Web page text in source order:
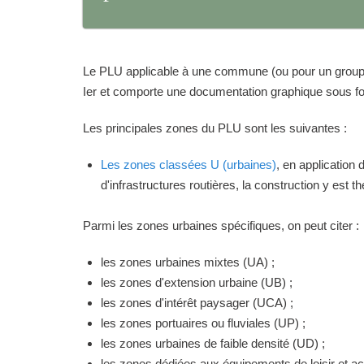
Le PLU applicable à une commune (ou pour un
Ier et comporte une documentation graphique sous
Les principales zones du PLU sont les suivantes :
Les zones classées U (urbaines), en application
d'infrastructures routières, la construction y est
Parmi les zones urbaines spécifiques, on peut citer :
les zones urbaines mixtes (UA) ;
les zones d'extension urbaine (UB) ;
les zones d'intérêt paysager (UCA) ;
les zones portuaires ou fluviales (UP) ;
les zones urbaines de faible densité (UD) ;